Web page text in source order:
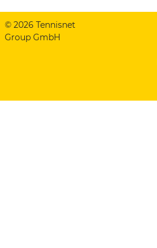
© 2026 Tennisnet
Group GmbH